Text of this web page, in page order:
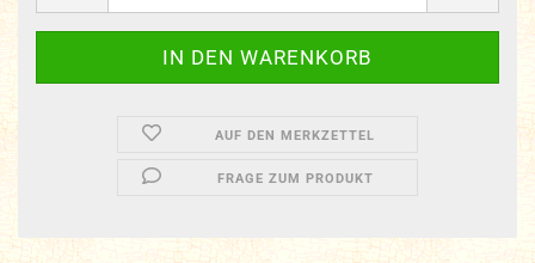
AUF DEN MERKZETTEL
FRAGE ZUM PRODUKT